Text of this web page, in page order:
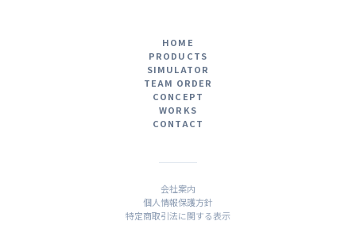
HOME
PRODUCTS
SIMULATOR
TEAM ORDER
CONCEPT
WORKS
CONTACT
会社案内
個人情報保護方針
特定商取引法に関する表示